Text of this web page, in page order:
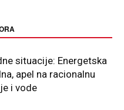
situacije: Energetska
apel na racionalnu
i vode